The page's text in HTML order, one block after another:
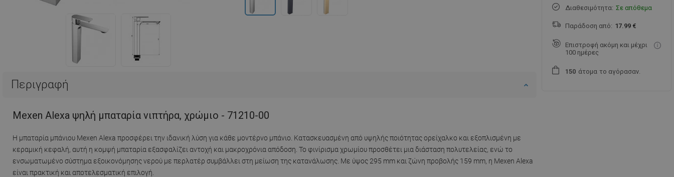
Περιγραφή
Mexen Alexa ψηλή μπαταρία νιπτήρα, χρώμιο - 71210-00
Η μπαταρία μπάνιου Mexen Alexa προσφέρει την ιδανική λύση για κάθε μοντέρνο μπάνιο. Κατασκευασμένη από υψηλής ποιότητας ορείχαλκο και εξοπλισμένη με
κεραμική κεφαλή, αυτή η κομψή μπαταρία εξασφαλίζει αντοχή και μακροχρόνια απόδοση. Το φινίρισμα χρωμίου προσθέτει μια διάσταση πολυτελείας, ενώ το
ενσωματωμένο σύστημα εξοικονόμησης νερού με περλατέρ συμβάλλει στη μείωση της κατανάλωσης. Με ύψος 295 mm και ζώνη προβολής 159 mm, η Mexen Alexa
είναι πρακτική και αποτελεσματική επιλογή.
Διαθεσιμότητα: Σε απόθεμα
Παράδοση από: 17.99 €
Επιστροφή ακόμη και μέχρι
100 ημέρες
1 50 άτομα το αγόρασαν.